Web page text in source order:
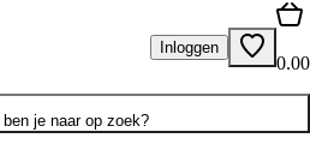
Inloggen
0.00
ben je naar op zoek?